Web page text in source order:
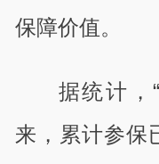
保障价值。
据统计，
来，累计参保